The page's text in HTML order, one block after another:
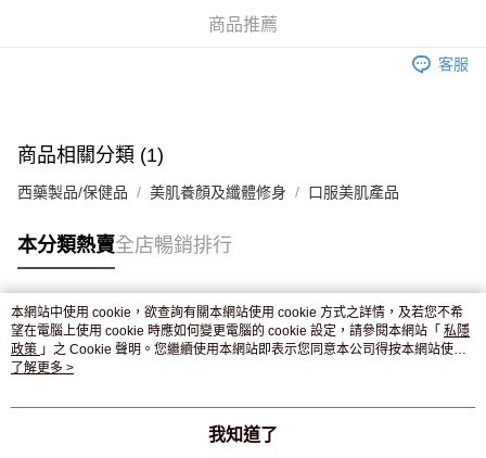
付款後門市自取，訂單確認後2-4個工作天到店，7天內取。逾期後
商品推薦
客服
商品相關分類 (1)
西藥製品/保健品 美肌養顏及纖體修身 口服美肌產品
本分類熱賣全店暢銷排行
熱門標籤
熱銷排行
本網站中使用 cookie，欲查詢有關本網站使用 cookie 方式之詳情，及若您不希
望在電腦上使用 cookie 時應如何變更電腦的 cookie 設定，請參閱本網站「 私隱
政策 」之 Cookie 聲明。您繼續使用本網站即表示您同意本公司得按本網站使用
條款之 Cookie 聲明使用 cookie。
了解更多 >
我知道了